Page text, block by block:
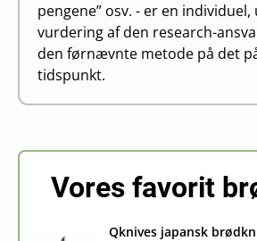
pengene” osv. - er en
vurdering af den research-
den førnævnte metode på det
tidspunkt.
Vores favorit
Qknives japansk